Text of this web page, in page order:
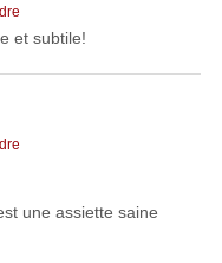
et subtile!
une assiette saine